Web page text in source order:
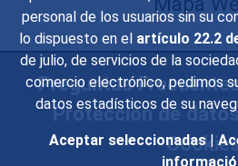
personal de los usuarios sin su
lo dispuesto en el artículo 22.2
de julio, de servicios de la
comercio electrónico, pedimos
datos estadísticos de su
Aceptar seleccionadas |
Preguntas
Protección de